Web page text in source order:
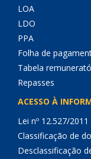
LOA
LDO
PPA
Folha de
Tabela
Repasses
ACESSO À
Lei nº 12.527/2011
Classificação de
Desclassificação